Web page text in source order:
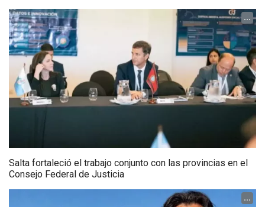
...
Salta fortaleció el trabajo conjunto con las provincias en el
Consejo Federal de Justicia
...